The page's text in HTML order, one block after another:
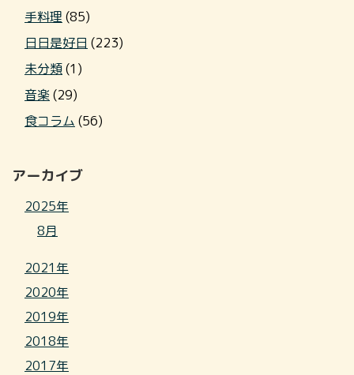
手料理 (85)
日日是好日 (223)
未分類(1)
音楽(29)
食コラム (56)
アーカイブ
2025年
8月
2021年
2020年
2019年
2018年
2017年